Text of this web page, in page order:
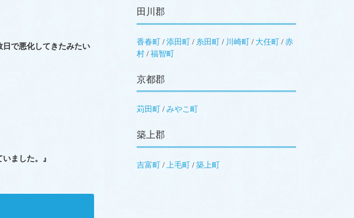
日で悪化してきたみたい
ました。』
田川郡
香春町 /添田町 / 糸田町 / 川崎町 / 大任町 /赤
村 /福智町
京都郡
苅田町 /みやこ町
築上郡
吉富町 / 上毛町 /築上町